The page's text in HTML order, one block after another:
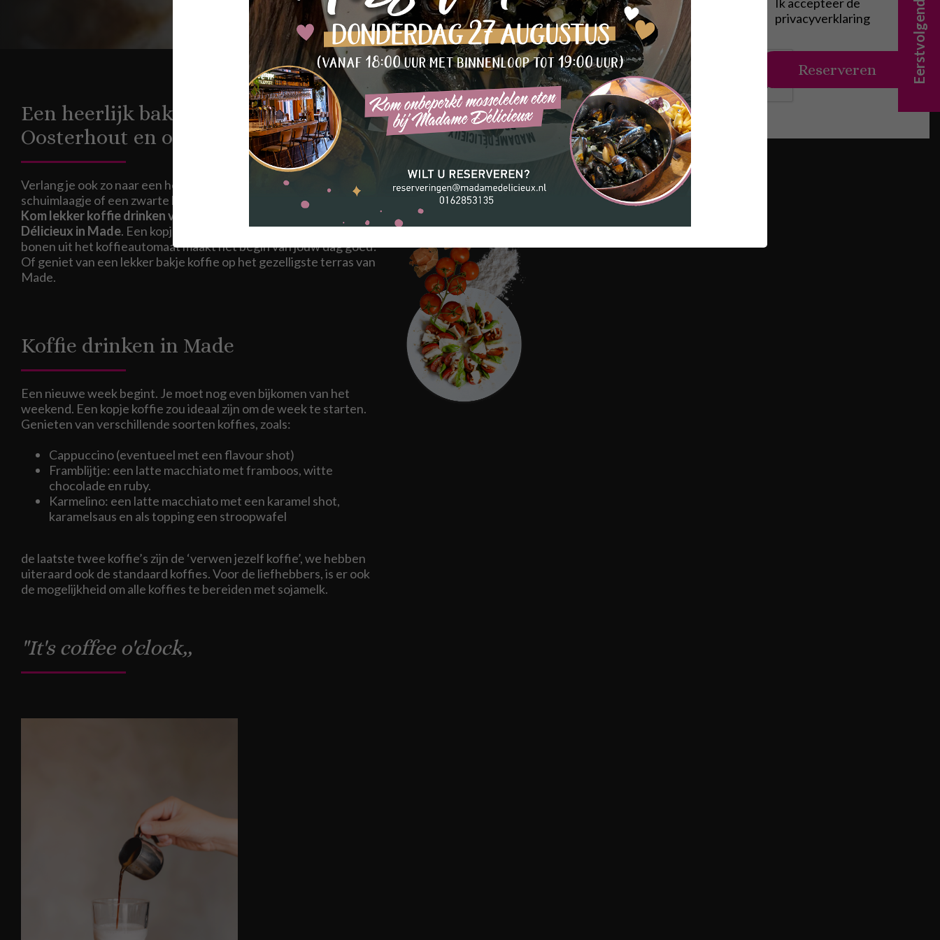
Tea time
Wine/Beer Time
Food on wood
Een heerlijk bakje koffie drinken in
Oosterhout en omgeving
Verlang je ook zo naar een heerlijke cappuccino met het perfecte
schuimlaagje of een zwarte koffie met huisgemaakt gebak erbij?
Kom lekker koffie drinken vlakbij Oosterhout, bij Madame
Délicieux in Made. Een kopje koffie drinken met vers gebrande
bonen uit het koffieautomaat maakt het begin van jouw dag goed!
Of geniet van een lekker bakje koffie op het gezelligste terras van
Made.
Koffie drinken in Made
Een nieuwe week begint. Je moet nog even bijkomen van het
weekend. Een kopje koffie zou ideaal zijn om de week te starten.
Genieten van verschillende soorten koffies, zoals:
Cappuccino (eventueel met een flavour shot)
Framblijtje: een latte macchiato met framboos, witte
chocolade en ruby.
Karmelino: een latte macchiato met een karamel shot,
karamelsaus en als topping een stroopwafel
de laatste twee koffie’s zijn de ‘verwen jezelf koffie’, we hebben
uiteraard ook de standaard koffies. Voor de liefhebbers, is er ook
de mogelijkheid om alle koffies te bereiden met sojamelk.
"It's coffee o'clock,,
privacyverklaring
Reserveren